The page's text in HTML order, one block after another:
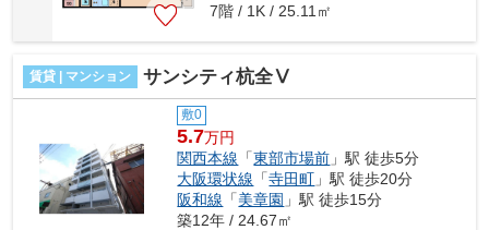
7階 / 1K / 25.11㎡
賃貸 | マンション サンシティ杭全Ⅴ
敷0
5.7万円
関西本線 「東部市場前 」駅 徒歩5分
大阪環状線 「寺田町 」駅 徒歩20分
阪和線 「美章園 」駅 徒歩15分
築12年 / 24.67㎡